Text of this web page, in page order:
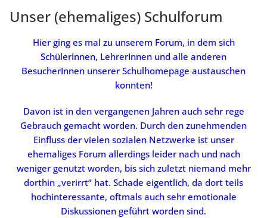
Unser (ehemaliges) Schulforum
Hier ging es mal zu unserem Forum, in dem sich
SchülerInnen, LehrerInnen und alle anderen
BesucherInnen unserer Schulhomepage austauschen
konnten!
Davon ist in den vergangenen Jahren auch sehr rege
Gebrauch gemacht worden. Durch den zunehmenden
Einfluss der vielen sozialen Netzwerke ist unser
ehemaliges Forum allerdings leider nach und nach
weniger genutzt worden, bis sich zuletzt niemand mehr
dorthin „verirrt“ hat. Schade eigentlich, da dort teils
hochinteressante, oftmals auch sehr emotionale
Diskussionen geführt worden sind.